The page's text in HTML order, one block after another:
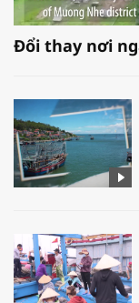
Đổi thay nơi